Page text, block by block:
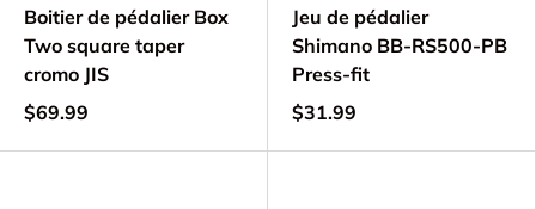
Boitier de pédalier Box
Two square taper
cromo JIS
$69.99
Jeu de pédalier
Shimano BB-RS500-PB
Press-fit
$31.99